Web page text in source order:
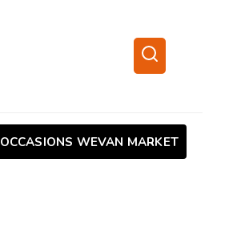
OCCASIONS WEVAN MARKET